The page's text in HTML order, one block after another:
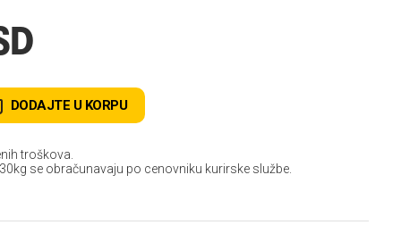
DODAJTE U KORPU
troškova.
se obračunavaju po cenovniku kurirske službe.